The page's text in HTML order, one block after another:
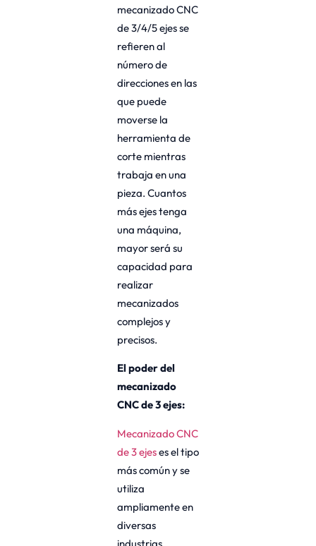
mecanizado CNC
de 3/4/5 ejes se
refieren al
número de
direcciones en las
que puede
moverse la
herramienta de
corte mientras
trabaja en una
pieza. Cuantos
más ejes tenga
una máquina,
mayor será su
capacidad para
realizar
mecanizados
complejos y
precisos.
El poder del
mecanizado
CNC de 3 ejes:
Mecanizado CNC
de 3 ejeses el tipo
más común y se
utiliza
ampliamente en
diversas
industrias.